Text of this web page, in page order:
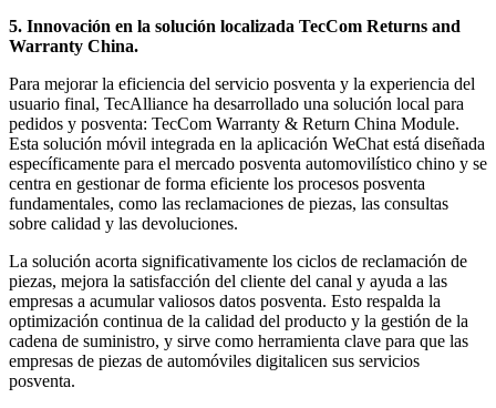
5. Innovación en la solución localizada TecCom Returns and
Warranty China.
Para mejorar la eficiencia del servicio posventa y la experiencia del
usuario final, TecAlliance ha desarrollado una solución local para
pedidos y posventa: TecCom Warranty & Return China Module.
Esta solución móvil integrada en la aplicación WeChat está diseñada
específicamente para el mercado posventa automovilístico chino y se
centra en gestionar de forma eficiente los procesos posventa
fundamentales, como las reclamaciones de piezas, las consultas
sobre calidad y las devoluciones.
La solución acorta significativamente los ciclos de reclamación de
piezas, mejora la satisfacción del cliente del canal y ayuda a las
empresas a acumular valiosos datos posventa. Esto respalda la
optimización continua de la calidad del producto y la gestión de la
cadena de suministro, y sirve como herramienta clave para que las
empresas de piezas de automóviles digitalicen sus servicios
posventa.